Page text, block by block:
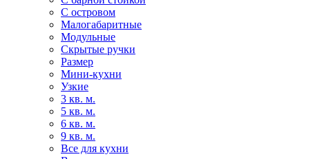
С островом
Малогабаритные
Модульные
Скрытые ручки
Размер
Мини-кухни
Узкие
3 кв. м.
5 кв. м.
6 кв. м.
9 кв. м.
Все для кухни